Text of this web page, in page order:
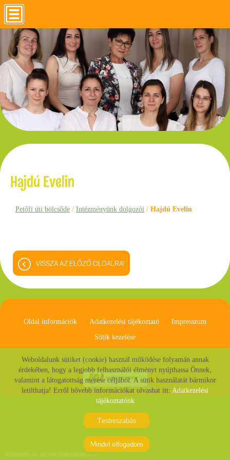
Hajdú Evelin
Petőfi úti bölcsőde / Intézményünk dolgozói / Hajdú Evelin
VISSZA AZ ELŐZŐ OLDALRA!
© 2026 - Minden jog fenntartva
Oldal információk Adatkezelési tájékoztató
Impresszum
Sütik kezelése
Mindet elfogadom
Testreszabás
Weboldalunk sütiket (cookie) használ működése folyamán annak
érdekében, hogy a legjobb felhasználói élményt nyújthassa Önnek,
valamint a látogatottság mérése céljából. A sütik használatát bármikor
letilthatja! Erről bővebb információkat olvashat itt: Adatkezelési
tájékoztatónk
KERESÉS AZ OLDAL TARTALMÁBAN